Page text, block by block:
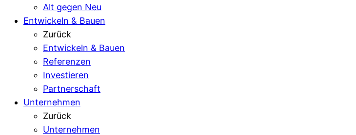
Alt gegen Neu
Entwickeln & Bauen
Zurück
Entwickeln & Bauen
Referenzen
Investieren
Partnerschaft
Unternehmen
Zurück
Unternehmen